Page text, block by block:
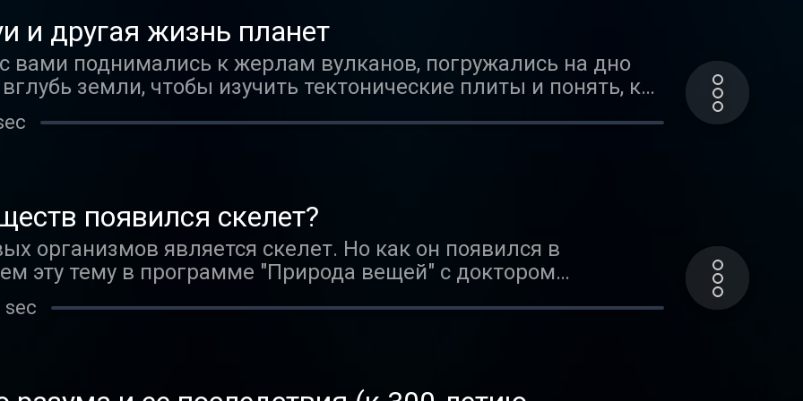
этномузея «Мир Шляпы» Кирилла Бабаева.
и другая жизнь планет
вами поднимались к жерлам вулканов, погружались на дно
земли, чтобы изучить тектонические плиты и понять, как
Но всё это было на нашей планете Земля. И вот
по всей Солнечной системе.
появился скелет?
организмов является скелет. Но как он появился в
эту тему в программе "Природа вещей" с доктором
палеонтологом Андреем Журавлевым.
sec